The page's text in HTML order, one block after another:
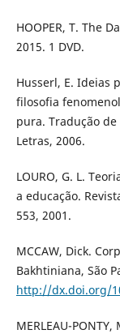
HOOPER, T. The
2015. 1 DVD.
Husserl, E. Ideias
filosofia
pura. Tradução de
Letras, 2006.
LOURO, G. L.
a educação.
553, 2001.
MCCAW, Dick.
Bakhtiniana, São
http://dx.doi.org/
MERLEAU-